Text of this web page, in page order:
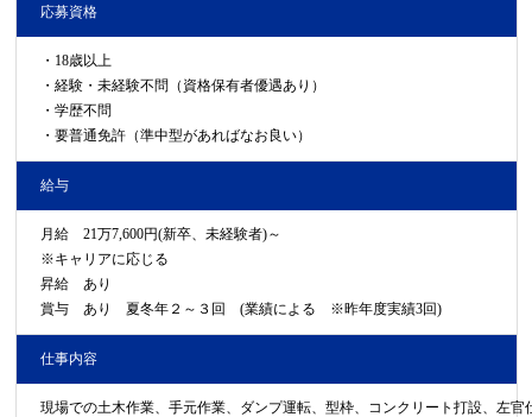
応募資格
・18歳以上
・経験・未経験不問（資格保有者優遇あり）
・学歴不問
・要普通免許（準中型があればなお良い）
給与
月給 21万7,600円(新卒、未経験者)～
※キャリアに応じる
昇給 あり
賞与 あり 夏冬年２～３回 (業績による ※昨年度実績3回)
仕事内容
現場での土木作業、手元作業、ダンプ運転、型枠、コンクリート打設、左官